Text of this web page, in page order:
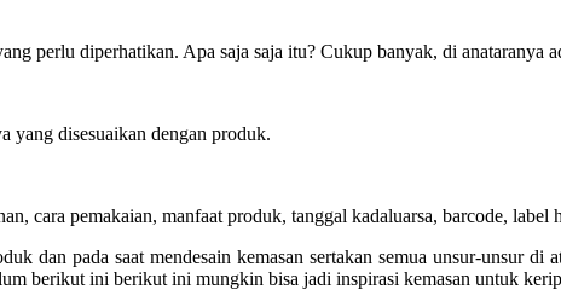
perlu diperhatikan. Apa saja saja itu? Cukup banyak, di anataranya
yang disesuaikan dengan produk.
cara pemakaian, manfaat produk, tanggal kadaluarsa, barcode, label
dan pada saat mendesain kemasan sertakan semua unsur-unsur di
berikut ini berikut ini mungkin bisa jadi inspirasi kemasan untuk